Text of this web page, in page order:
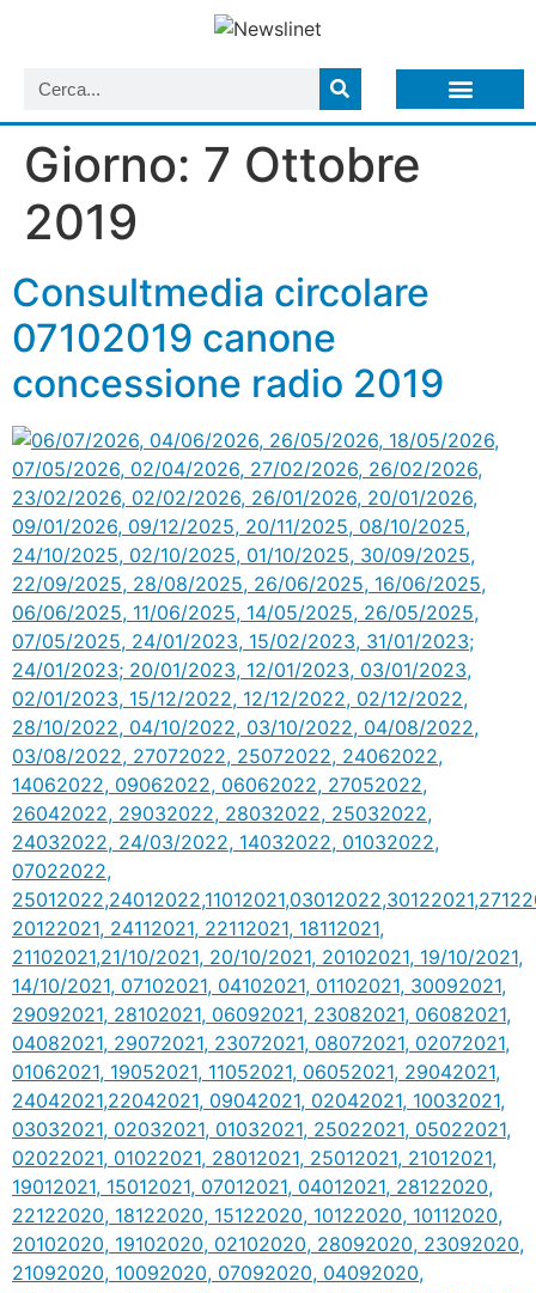
Giorno: 7 Ottobre
2019
Consultmedia circolare
07102019 canone
concessione radio 2019